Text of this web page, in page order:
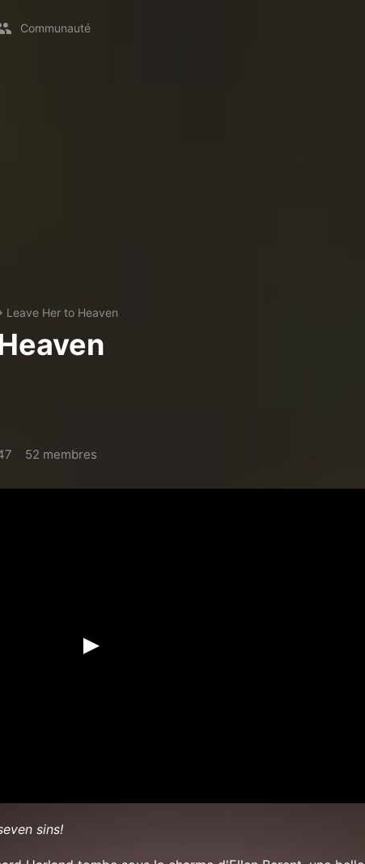
Communauté
Leave Her to Heaven
52 membres
sins!